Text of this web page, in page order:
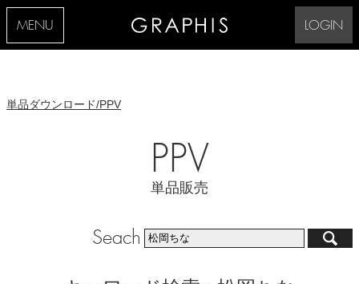
MENU LOGIN
単品ダウンロード/PPV
PPV
単品販売
Seach